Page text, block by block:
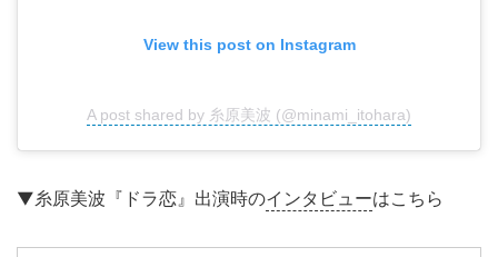
View this post on Instagram
A post shared by 糸原美波 (@minami_itohara)
▼糸原美波『ドラ恋』出演時のインタビューはこちら